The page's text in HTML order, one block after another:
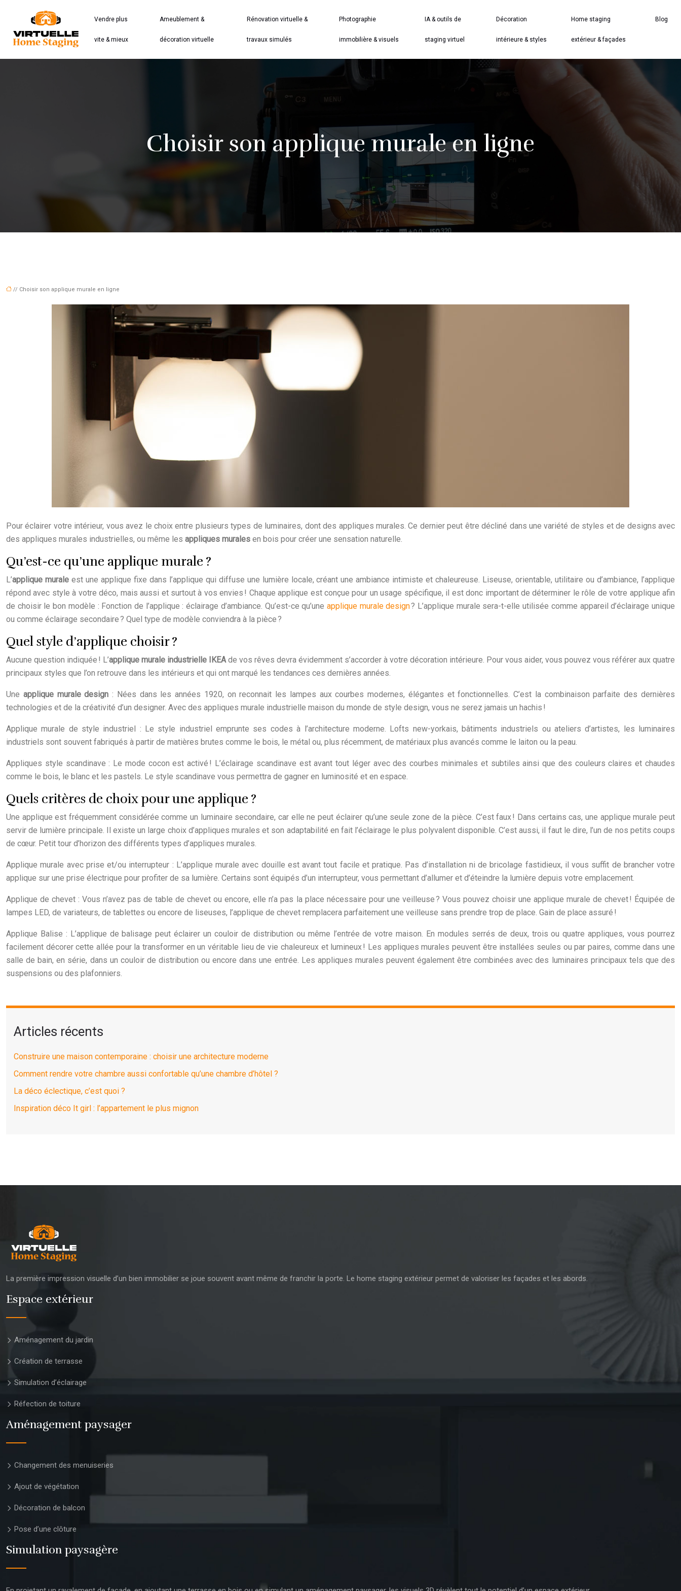
Vendre plus
vite & mieux
Ameublement &
décoration virtuelle
Rénovation virtuelle &
travaux simulés
Photographie
immobilière & visuels
IA & outils de
staging virtuel
Décoration
intérieure & styles
Home staging
extérieur & façades
Blog
Choisir son applique murale en ligne
// Choisir son applique murale en ligne
Pour éclairer votre intérieur, vous avez le choix entre plusieurs types de luminaires, dont des appliques murales. Ce dernier peut être décliné dans une variété de styles et de designs avec
des appliques murales industrielles, ou même les appliques murales en bois pour créer une sensation naturelle.
Qu’est-ce qu’une applique murale ?
L’applique muraleest une applique fixe dans l’applique qui diffuse une lumière locale, créant une ambiance intimiste et chaleureuse. Liseuse, orientable, utilitaire ou d’ambiance, l’applique
répond avec style à votre déco, mais aussi et surtout à vos envies ! Chaque applique est conçue pour un usage spécifique, il est donc important de déterminer le rôle de votre applique afin
de choisir le bon modèle : Fonction de l’applique : éclairage d’ambiance. Qu’est-ce qu’une applique murale design? L’applique murale sera-t-elle utilisée comme appareil d’éclairage unique
ou comme éclairage secondaire ? Quel type de modèle conviendra à la pièce ?
Quel style d’applique choisir ?
Aucune question indiquée ! L’applique murale industrielle IKEAde vos rêves devra évidemment s’accorder à votre décoration intérieure. Pour vous aider, vous pouvez vous référer aux quatre
principaux styles que l’on retrouve dans les intérieurs et qui ont marqué les tendances ces dernières années.
Une applique murale design : Nées dans les années 1920, on reconnait les lampes aux courbes modernes, élégantes et fonctionnelles. C’est la combinaison parfaite des dernières
technologies et de la créativité d’un designer. Avec des appliques murale industrielle maison du monde de style design, vous ne serez jamais un hachis !
Applique murale de style industriel : Le style industriel emprunte ses codes à l’architecture moderne. Lofts new-yorkais, bâtiments industriels ou ateliers d’artistes, les luminaires
industriels sont souvent fabriqués à partir de matières brutes comme le bois, le métal ou, plus récemment, de matériaux plus avancés comme le laiton ou la peau.
Appliques style scandinave : Le mode cocon est activé ! L’éclairage scandinave est avant tout léger avec des courbes minimales et subtiles ainsi que des couleurs claires et chaudes
comme le bois, le blanc et les pastels. Le style scandinave vous permettra de gagner en luminosité et en espace.
Quels critères de choix pour une applique ?
Une applique est fréquemment considérée comme un luminaire secondaire, car elle ne peut éclairer qu’une seule zone de la pièce. C’est faux ! Dans certains cas, une applique murale peut
servir de lumière principale. Il existe un large choix d’appliques murales et son adaptabilité en fait l’éclairage le plus polyvalent disponible. C’est aussi, il faut le dire, l’un de nos petits coups
de cœur. Petit tour d’horizon des différents types d’appliques murales.
Applique murale avec prise et/ou interrupteur : L’applique murale avec douille est avant tout facile et pratique. Pas d’installation ni de bricolage fastidieux, il vous suffit de brancher votre
applique sur une prise électrique pour profiter de sa lumière. Certains sont équipés d’un interrupteur, vous permettant d’allumer et d’éteindre la lumière depuis votre emplacement.
Applique de chevet : Vous n’avez pas de table de chevet ou encore, elle n’a pas la place nécessaire pour une veilleuse ? Vous pouvez choisir une applique murale de chevet ! Équipée de
lampes LED, de variateurs, de tablettes ou encore de liseuses, l’applique de chevet remplacera parfaitement une veilleuse sans prendre trop de place. Gain de place assuré !
Applique Balise : L’applique de balisage peut éclairer un couloir de distribution ou même l’entrée de votre maison. En modules serrés de deux, trois ou quatre appliques, vous pourrez
facilement décorer cette allée pour la transformer en un véritable lieu de vie chaleureux et lumineux ! Les appliques murales peuvent être installées seules ou par paires, comme dans une
salle de bain, en série, dans un couloir de distribution ou encore dans une entrée. Les appliques murales peuvent également être combinées avec des luminaires principaux tels que des
suspensions ou des plafonniers.
Articles récents
Construire une maison contemporaine : choisir une architecture moderne
Comment rendre votre chambre aussi confortable qu’une chambre d’hôtel ?
La déco éclectique, c’est quoi ?
Inspiration déco It girl : l’appartement le plus mignon
La première impression visuelle d’un bien immobilier se joue souvent avant même de franchir la porte. Le home staging extérieur permet de valoriser les façades et les abords.
Espace extérieur
Aménagement du jardin
Création de terrasse
Simulation d’éclairage
Réfection de toiture
Aménagement paysager
Changement des menuiseries
Ajout de végétation
Décoration de balcon
Pose d’une clôture
Simulation paysagère